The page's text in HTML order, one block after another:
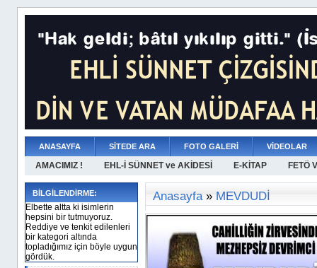
ANASAYFA SİTEDE ARA FOTO GALERİ VİDEOLAR
AMACIMIZ ! EHL-İ SÜNNET ve AKİDESİ E-KİTAP FETÖ
BİLGİLENDİRME:
Elbette altta ki isimlerin
hepsini bir tutmuyoruz.
Reddiye ve tenkit edilenleri
bir kategori altında
topladığımız için böyle uygun
gördük.
Anasayfa» MEVDUDİ